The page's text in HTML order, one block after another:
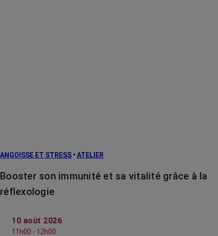
ANGOISSE ET STRESS • ATELIER
Booster son immunité et sa vitalité grâce à la
réflexologie
10 août 2026
11h00 - 12h00